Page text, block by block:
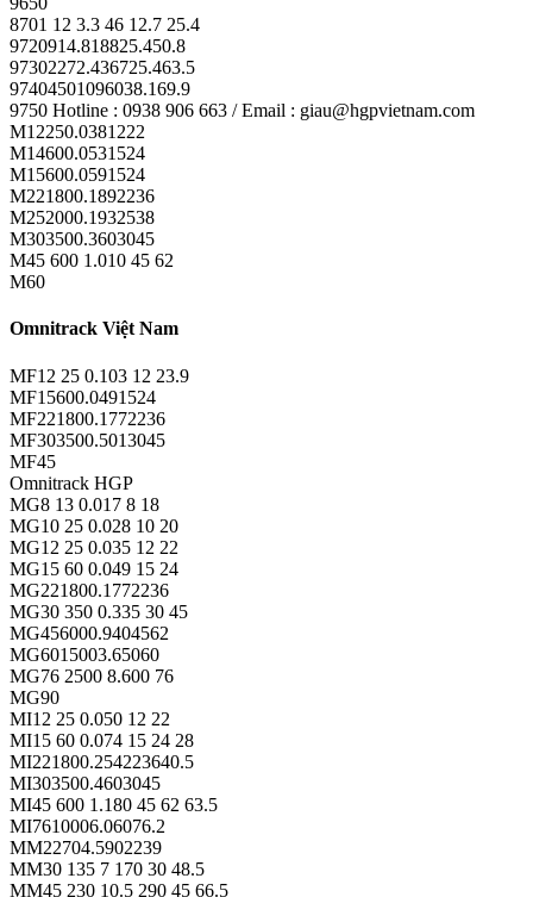
8701 12 3.3 46 12.7 25.4
9720914.818825.450.8
97302272.436725.463.5
97404501096038.169.9
9750 Hotline : 0938 906 663 / Email : giau@hgpvietnam.com
M12250.0381222
M14600.0531524
M15600.0591524
M221800.1892236
M252000.1932538
M303500.3603045
M45 600 1.010 45 62
M60
Omnitrack Việt Nam
MF12 25 0.103 12 23.9
MF15600.0491524
MF221800.1772236
MF303500.5013045
MF45
Omnitrack HGP
MG8 13 0.017 8 18
MG10 25 0.028 10 20
MG12 25 0.035 12 22
MG15 60 0.049 15 24
MG221800.1772236
MG30 350 0.335 30 45
MG456000.9404562
MG6015003.65060
MG76 2500 8.600 76
MG90
MI12 25 0.050 12 22
MI15 60 0.074 15 24 28
MI221800.254223640.5
MI303500.4603045
MI45 600 1.180 45 62 63.5
MI7610006.06076.2
MM22704.5902239
MM30 135 7 170 30 48.5
MM45 230 10.5 290 45 66.5